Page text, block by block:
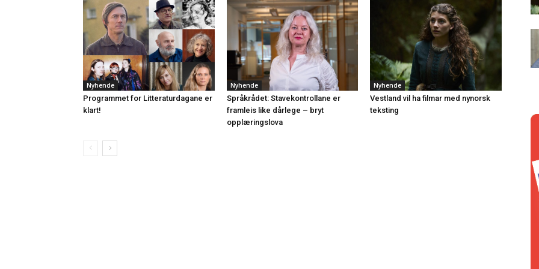
Nyhende
Programmet for Litteraturdagane er
klart!
Nyhende
Språkrådet: Stavekontrollane er
framleis like dårlege – bryt
opplæringslova
Nyhende
Vestland vil ha filmar med nynorsk
teksting